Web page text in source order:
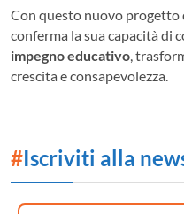
Con questo nuovo progetto
conferma la sua capacità di
impegno educativo,
crescita e consapevolezza.
#Iscriviti alla